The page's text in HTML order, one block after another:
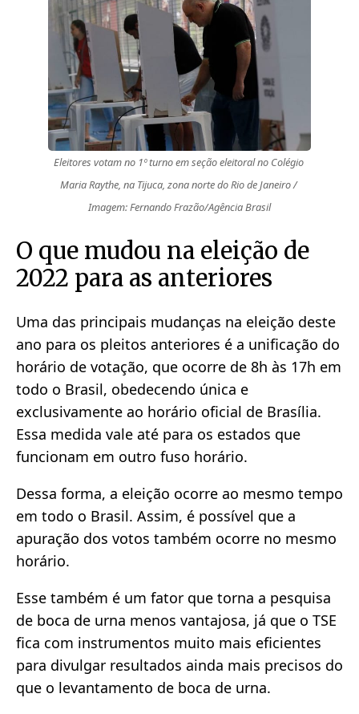
Eleitores votam no 1º turno em seção eleitoral no Colégio
Maria Raythe, na Tijuca, zona norte do Rio de Janeiro /
Imagem: Fernando Frazão/Agência Brasil
O que mudou na eleição de
2022 para as anteriores
Uma das principais mudanças na eleição deste
ano para os pleitos anteriores é a unificação do
horário de votação, que ocorre de 8h às 17h em
todo o Brasil, obedecendo única e
exclusivamente ao horário oficial de Brasília.
Essa medida vale até para os estados que
funcionam em outro fuso horário.
Dessa forma, a eleição ocorre ao mesmo tempo
em todo o Brasil. Assim, é possível que a
apuração dos votos também ocorre no mesmo
horário.
Esse também é um fator que torna a pesquisa
de boca de urna menos vantajosa, já que o TSE
fica com instrumentos muito mais eficientes
para divulgar resultados ainda mais precisos do
que o levantamento de boca de urna.